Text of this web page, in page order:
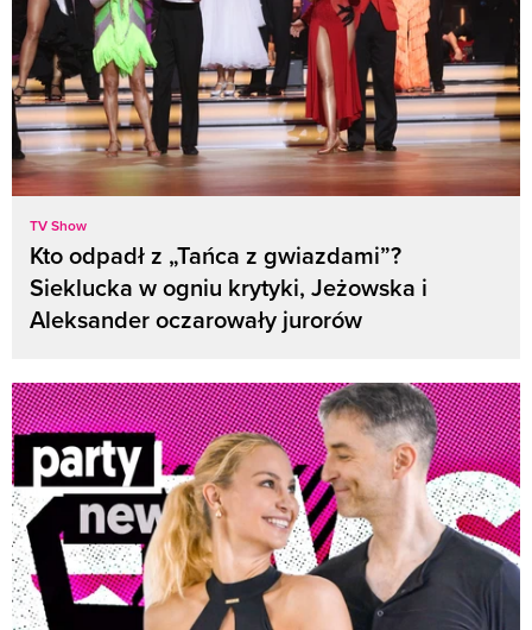
TV Show
Kto odpadł z „Tańca z gwiazdami”?
Sieklucka w ogniu krytyki, Jeżowska i
Aleksander oczarowały jurorów